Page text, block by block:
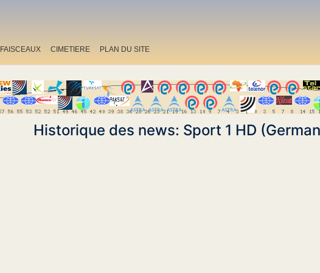
FAISCEAUX CIMETIERE PLAN DU SITE
Historique des news: Sport 1 HD